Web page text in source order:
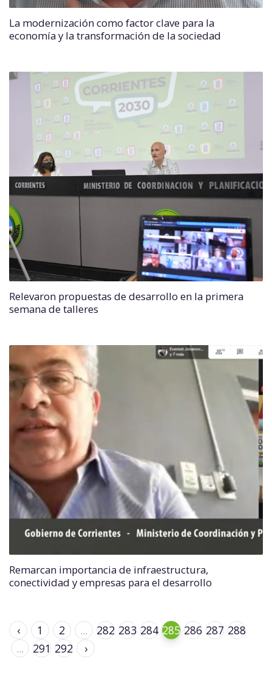
La modernización como factor clave para la
economía y la transformación de la sociedad
Relevaron propuestas de desarrollo en la primera
semana de talleres
Remarcan importancia de infraestructura,
conectividad y empresas para el desarrollo
‹ 1 2 ... 282 283 284 285 286 287 288
...
291 292 ›